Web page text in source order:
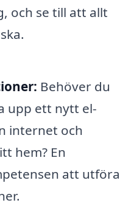
och se till att allt
Behöver du
upp ett nytt el-
internet och
hem? En
att utföra